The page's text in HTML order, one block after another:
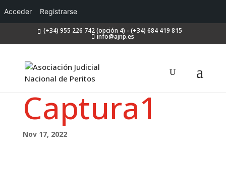
Acceder Registrarse
(+34) 955 226 742 (opción 4) - (+34) 684 419 815
info@ajnp.es
Captura1
Nov 17, 2022